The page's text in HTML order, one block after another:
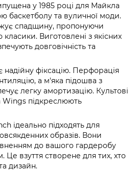
у 1985 році для Майкла
баскетболу та вуличної моди.
спадщину, пропонуючи
класики. Виготовлені з якісних
довговічність та
надійну фіксацію. Перфорація
а м'яка підошва з
легку амортизацію. Культові
Wings підкреслюють
ідеально підходять для
образів. Вони
до вашого гардеробу
Це взуття створене для тих, хто
дизайн.